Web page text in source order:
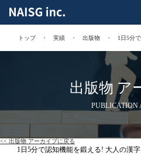
トップ 実績 出版物 1日5分
出版物 ア
PUBLICATION
<< 出版物 アーカイブに戻る
1日5分で認知機能を鍛える! 大人の漢